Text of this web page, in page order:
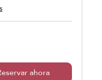
ahora